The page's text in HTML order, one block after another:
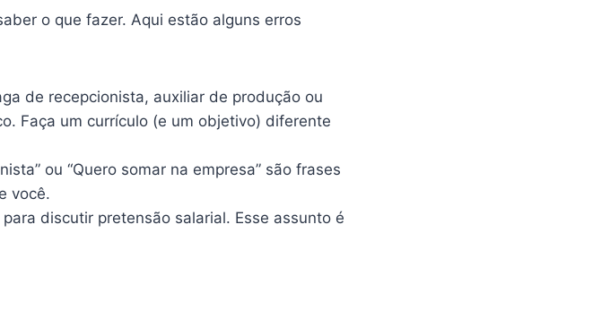
o que fazer. Aqui estão alguns erros
de recepcionista, auxiliar de produção ou
Faça um currículo (e um objetivo) diferente
ou “Quero somar na empresa” são frases
você.
discutir pretensão salarial. Esse assunto é